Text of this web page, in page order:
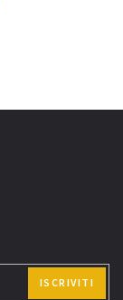
ISCRIVITI